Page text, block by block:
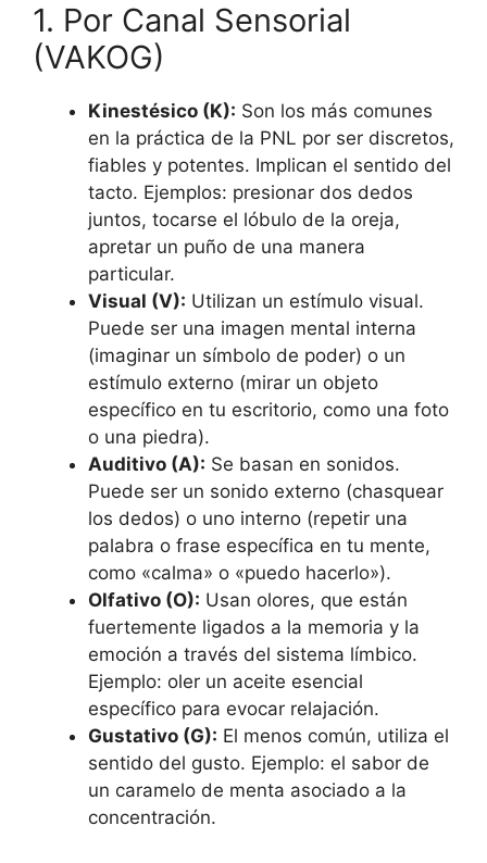
1. Por Canal Sensorial
(VAKOG)
Kinestésico (K): Son los más comunes
en la práctica de la PNL por ser discretos,
fiables y potentes. Implican el sentido del
tacto. Ejemplos: presionar dos dedos
juntos, tocarse el lóbulo de la oreja,
apretar un puño de una manera
particular.
Visual (V): Utilizan un estímulo visual.
Puede ser una imagen mental interna
(imaginar un símbolo de poder) o un
estímulo externo (mirar un objeto
específico en tu escritorio, como una foto
o una piedra).
Auditivo (A): Se basan en sonidos.
Puede ser un sonido externo (chasquear
los dedos) o uno interno (repetir una
palabra o frase específica en tu mente,
como «calma» o «puedo hacerlo»).
Olfativo (O): Usan olores, que están
fuertemente ligados a la memoria y la
emoción a través del sistema límbico.
Ejemplo: oler un aceite esencial
específico para evocar relajación.
Gustativo (G): El menos común, utiliza el
sentido del gusto. Ejemplo: el sabor de
un caramelo de menta asociado a la
concentración.